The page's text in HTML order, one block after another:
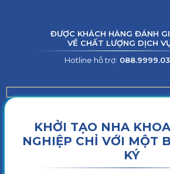
ĐƯỢC KHÁCH HÀNG ĐÁNH
VỀ CHẤT LƯỢNG DỊCH
Hotline hỗ trợ:
KHỞI TẠO NHA
NGHIỆP CHỈ VỚI MỘT
KÝ